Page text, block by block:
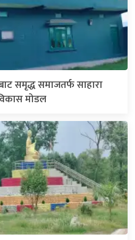
समृद्ध समाजतर्फ साहारा
मोडल